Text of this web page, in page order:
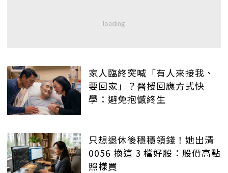
家人臨終突喊「有人來接我、
要回家」？醫授回應方式快
學：避免抱憾終生
只想退休後穩穩領錢！她出清
0056 換這 3 檔好股：股價高點
照樣買